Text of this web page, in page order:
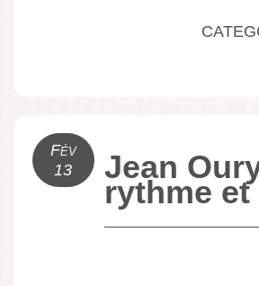
Fév
13
Jean
rythme et